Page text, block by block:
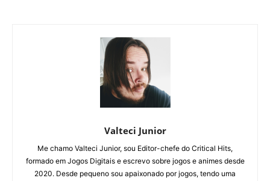
Valteci Junior
Me chamo Valteci Junior, sou Editor-chefe do Critical Hits,
formado em Jogos Digitais e escrevo sobre jogos e animes desde
2020. Desde pequeno sou apaixonado por jogos, tendo uma